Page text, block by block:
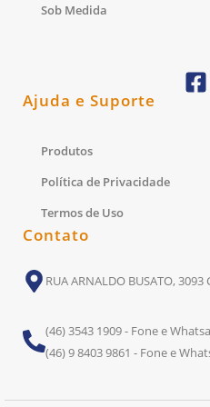
Sob Medida
Ajuda e Suporte
Produtos
Política de Privacidade
Termos de Uso
Contato
RUA ARNALDO BUSATO, 3093
(46) 3543 1909 - Fone e
(46) 9 8403 9861 - Fone e